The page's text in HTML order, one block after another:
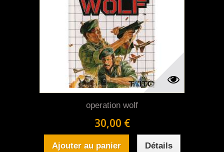
operation wolf
30,00 €
Ajouter au panier Détails